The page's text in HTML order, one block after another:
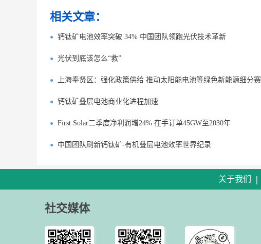
相关文章：
钙钛矿电池效率突破 34% 中国团队领跑光伏技术革新
光伏到底该怎么“救”
上海奉贤区：强化政策供给 推动太阳能电池等绿色新能源细分
钙钛矿叠层电池商业化进程加速
First Solar二季度净利润增24% 在手订单45GW至2030年
中国团队刷新钙钛矿-有机叠层电池效率世界纪录
关于我们 |
社交媒体